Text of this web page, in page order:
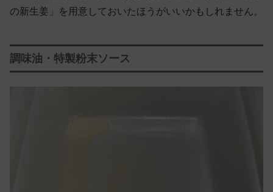
の新生姜」を用意しておいたほうがいいかもしれません。
調味油・特製粉末ソース